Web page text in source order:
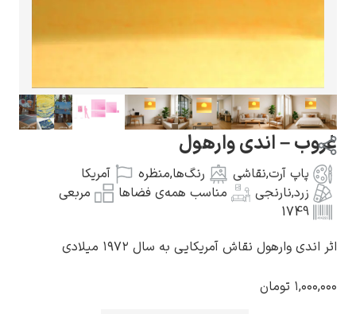
گوستاو کلیمت
غروب – اندی وارهول
پاپ آرت,نقاشی رنگ‌ها,منظره
آمریکا
زرد,نارنجی مناسب همه‌ی فضاها
مربعی
1749
اثر اندی وارهول نقاش آمریکایی به سال ۱۹۷۲ میلادی
۱,۰۰۰,۰۰۰ تومان